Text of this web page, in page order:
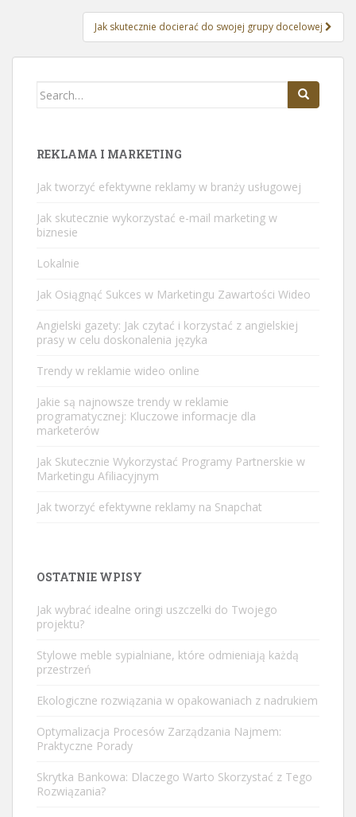
Jak skutecznie docierać do swojej grupy docelowej
Search
REKLAMA I MARKETING
Jak tworzyć efektywne reklamy w branży usługowej
Jak skutecznie wykorzystać e-mail marketing w
biznesie
Lokalnie
Jak Osiągnąć Sukces w Marketingu Zawartości Wideo
Angielski gazety: Jak czytać i korzystać z angielskiej
prasy w celu doskonalenia języka
Trendy w reklamie wideo online
Jakie są najnowsze trendy w reklamie
programatycznej: Kluczowe informacje dla
marketerów
Jak Skutecznie Wykorzystać Programy Partnerskie w
Marketingu Afiliacyjnym
Jak tworzyć efektywne reklamy na Snapchat
OSTATNIE WPISY
Jak wybrać idealne oringi uszczelki do Twojego
projektu?
Stylowe meble sypialniane, które odmieniają każdą
przestrzeń
Ekologiczne rozwiązania w opakowaniach z nadrukiem
Optymalizacja Procesów Zarządzania Najmem:
Praktyczne Porady
Skrytka Bankowa: Dlaczego Warto Skorzystać z Tego
Rozwiązania?